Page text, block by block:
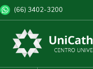
(66) 3402-3200